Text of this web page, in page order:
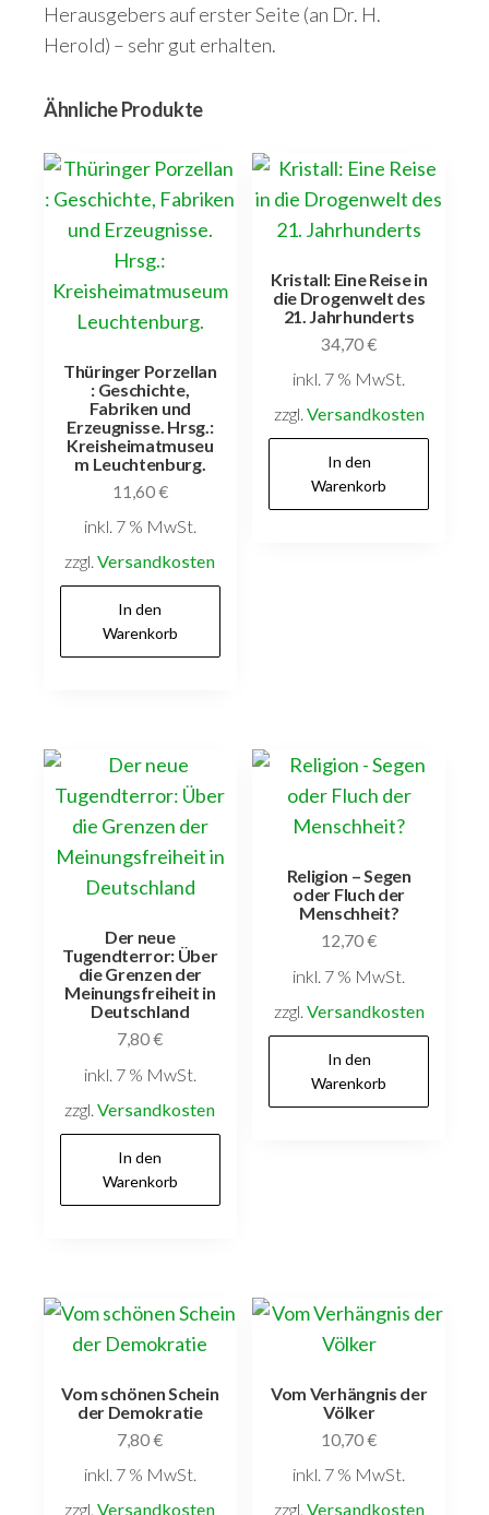
Herausgebers auf erster Seite (an Dr. H.
Herold) – sehr gut erhalten.
Ähnliche Produkte
Thüringer Porzellan
: Geschichte,
Fabriken und
Erzeugnisse. Hrsg.:
Kreisheimatmuseu
m Leuchtenburg.
11,60€
inkl. 7 % MwSt.
zzgl.Versandkosten
In den
Warenkorb
Kristall: Eine Reise in
die Drogenwelt des
21. Jahrhunderts
34,70€
inkl. 7 % MwSt.
zzgl. Versandkosten
In den
Warenkorb
Der neue
Tugendterror: Über
die Grenzen der
Meinungsfreiheit in
Deutschland
7,80€
inkl. 7 % MwSt.
zzgl.Versandkosten
In den
Warenkorb
Religion – Segen
oder Fluch der
Menschheit?
12,70€
inkl. 7 % MwSt.
zzgl. Versandkosten
In den
Warenkorb
Vom schönen Schein
der Demokratie
7,80€
inkl. 7 % MwSt.
zzgl.Versandkosten
Vom Verhängnis der
Völker
10,70€
inkl. 7 % MwSt.
zzgl. Versandkosten